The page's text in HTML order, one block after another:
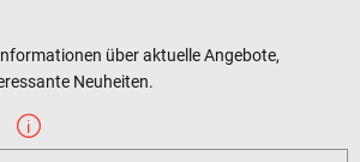
über aktuelle Angebote,
Neuheiten.